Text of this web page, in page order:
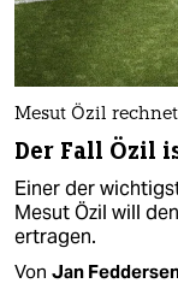
Mesut Özil
Der Fall Özil
Einer der
Mesut Özil will
ertragen.
Von Jan